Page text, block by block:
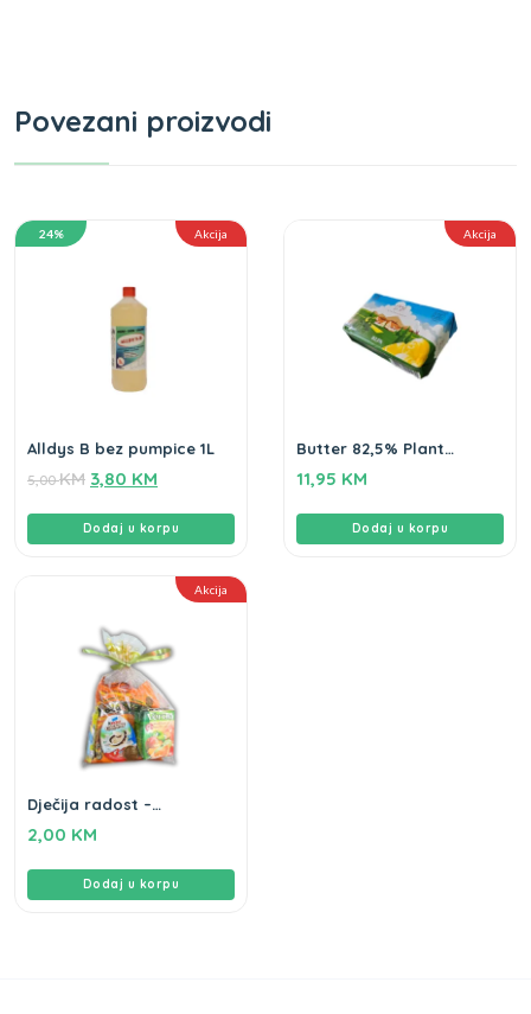
Povezani proizvodi
24% Akcija
Alldys B bez pumpice 1L
5,00KM 3,80 KM
Dodaj u korpu
Akcija
Butter 82,5% Plant
11,95 KM
Dodaj u korpu
Akcija
Dječija radost –
2,00 KM
Dodaj u korpu